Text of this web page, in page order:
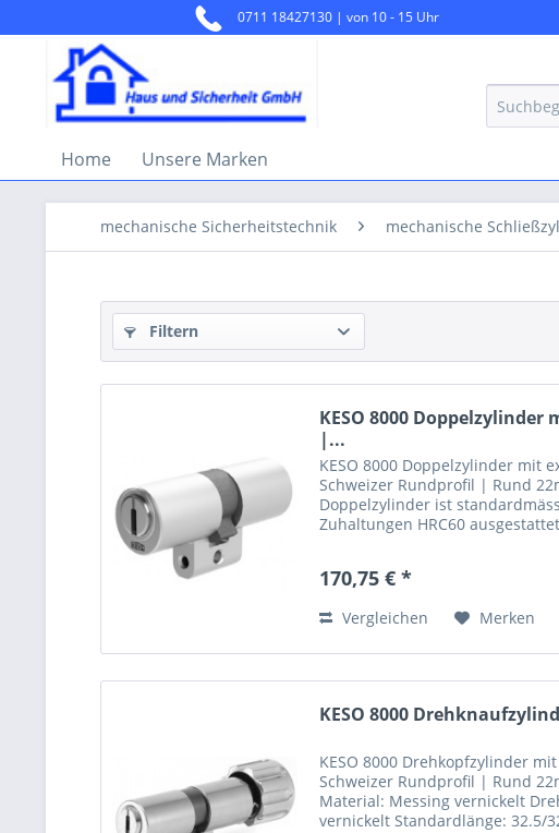
0711 18427130 | von 10 - 15 Uhr
Home Unsere Marken
mechanische Sicherheitstechnik mechanische
Filtern
KESO 8000
|...
KESO 8000 Doppelzylinder mit
Schweizer Rundprofil | Rund
Doppelzylinder ist
Zuhaltungen HRC60
170,75 € *
Vergleichen Merken
KESO 8000
KESO 8000 Drehkopfzylinder
Schweizer Rundprofil | Rund
Material: Messing vernickelt
vernickelt Standardlänge: 32.5/